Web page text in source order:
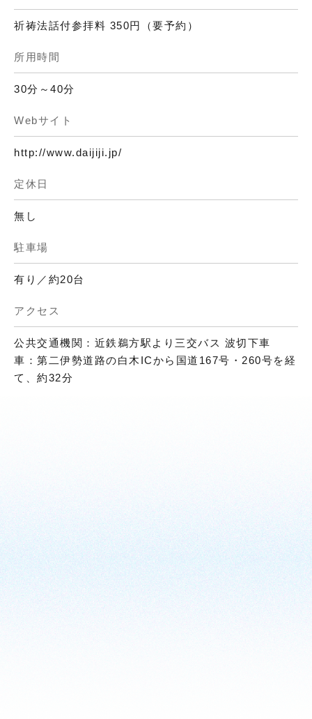
祈祷法話付参拝料 350円（要予約）
所用時間
30分～40分
Webサイト
http://www.daijiji.jp/
定休日
無し
駐車場
有り／約20台
アクセス
公共交通機関：近鉄鵜方駅より三交バス 波切下車
車：第二伊勢道路の白木ICから国道167号・260号を経
て、約32分